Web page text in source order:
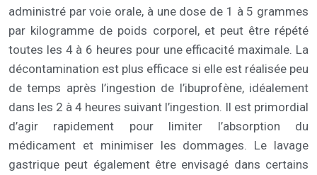
administré par voie orale, à une dose de 1 à 5 grammes
par kilogramme de poids corporel, et peut être répété
toutes les 4 à 6 heures pour une efficacité maximale. La
décontamination est plus efficace si elle est réalisée peu
de temps après l’ingestion de l’ibuprofène, idéalement
dans les 2 à 4 heures suivant l’ingestion. Il est primordial
d’agir rapidement pour limiter l’absorption du
médicament et minimiser les dommages. Le lavage
gastrique peut également être envisagé dans certains